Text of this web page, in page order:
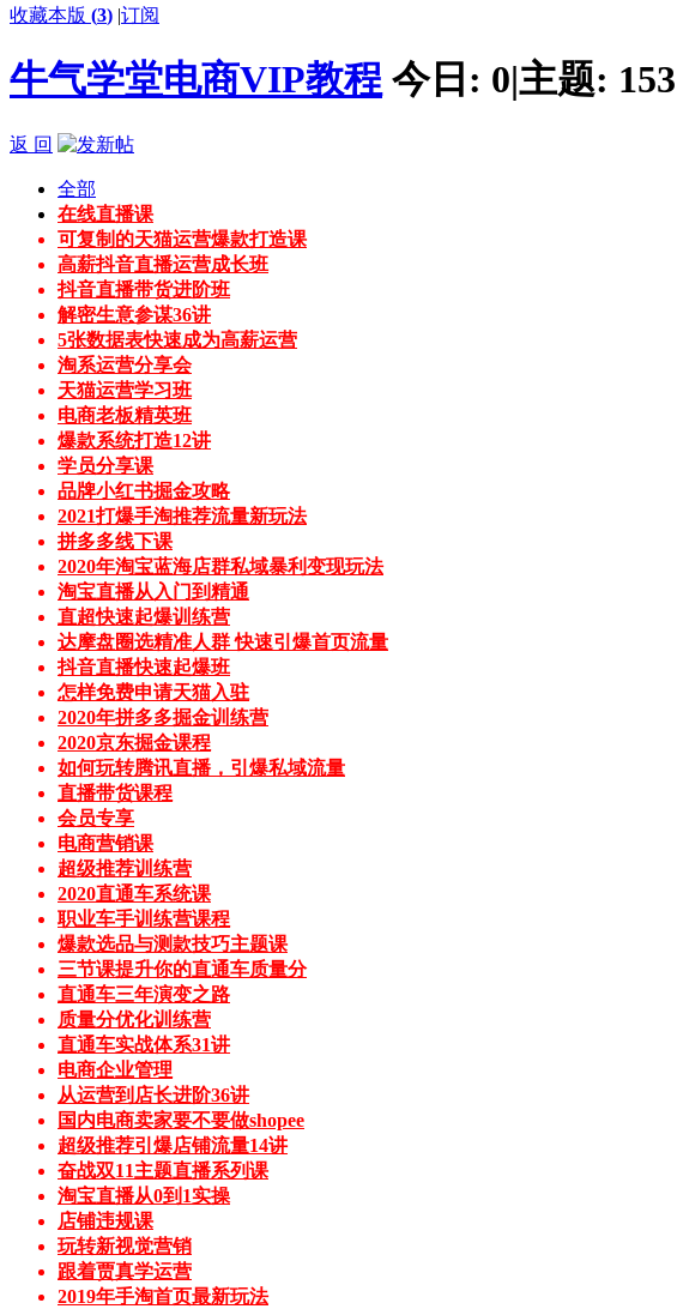
收藏本版 (3) |订阅
牛气学堂电商VIP教程 今日: 0|主题: 153
返 回
全部
在线直播课
可复制的天猫运营爆款打造课
高薪抖音直播运营成长班
抖音直播带货进阶班
解密生意参谋36讲
5张数据表快速成为高薪运营
淘系运营分享会
天猫运营学习班
电商老板精英班
爆款系统打造12讲
学员分享课
品牌小红书掘金攻略
2021打爆手淘推荐流量新玩法
拼多多线下课
2020年淘宝蓝海店群私域暴利变现玩法
淘宝直播从入门到精通
直超快速起爆训练营
达摩盘圈选精准人群 快速引爆首页流量
抖音直播快速起爆班
怎样免费申请天猫入驻
2020年拼多多掘金训练营
2020京东掘金课程
如何玩转腾讯直播，引爆私域流量
直播带货课程
会员专享
电商营销课
超级推荐训练营
2020直通车系统课
职业车手训练营课程
爆款选品与测款技巧主题课
三节课提升你的直通车质量分
直通车三年演变之路
质量分优化训练营
直通车实战体系31讲
电商企业管理
从运营到店长进阶36讲
国内电商卖家要不要做shopee
超级推荐引爆店铺流量14讲
奋战双11主题直播系列课
淘宝直播从0到1实操
店铺违规课
玩转新视觉营销
跟着贾真学运营
2019年手淘首页最新玩法